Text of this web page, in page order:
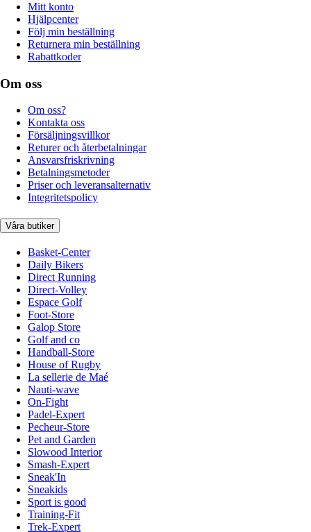
Mitt konto
Hjälpcenter
Följ min beställning
Returnera min beställning
Rabattkoder
Om oss
Om oss?
Kontakta oss
Försäljningsvillkor
Returer och återbetalningar
Ansvarsfriskrivning
Betalningsmetoder
Priser och leveransalternativ
Integritetspolicy
Våra butiker
Basket-Center
Daily Bikers
Direct Running
Direct-Volley
Espace Golf
Foot-Store
Galop Store
Golf and co
Handball-Store
House of Rugby
La sellerie de Maé
Nauti-wave
On-Fight
Padel-Expert
Pecheur-Store
Pet and Garden
Slowood Interior
Smash-Expert
Sneak'In
Sneakids
Sport is good
Training-Fit
Trek-Expert